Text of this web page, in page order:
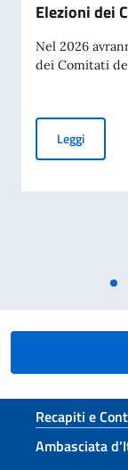
Elezioni dei
Nel 2026
dei Comitati
LeggiElezioni
Recapiti e
Ambasciata